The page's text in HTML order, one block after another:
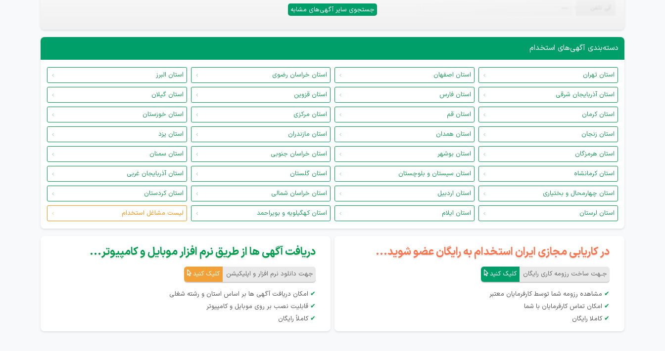
جستجوی سایر آگهی‌های مشابه
دسته‌بندی آگهی‌های استخدام
استان تهران استان اصفهان استان خراسان رضوی
استان البرز
استان آذربایجان شرقی
استان فارس استان قزوین
استان گیلان
استان کرمان
استان قم استان مرکزی
استان خوزستان
استان زنجان
استان همدان استان مازندران
استان یزد
استان هرمزگان
استان بوشهر استان خراسان جنوبی
استان سمنان
استان کرمانشاه
استان سیستان و بلوچستان استان گلستان
استان آذربایجان غربی
استان چهارمحال و بختیاری
استان اردبیل استان خراسان شمالی
استان کردستان
استان لرستان
استان ایلام استان کهگیلویه و بویراحمد لیست مشاغل استخدام
در کاریابی مجازی ایران استخدام به رایگان عضو شوید...
جـهت ساخت رزومه کاری رایگان کلیک کنید
✔ مشاهده رزومه شما توسط کارفرمایان معتبر
✔ امکان تماس کارفرمایان با شما
✔ کاملا رایگان
دریافت آگهی ها از طریق نرم افزار موبایل و کامپیوتر...
جهت دانلود نرم افزار و اپلیکیشن کلیک کنید
✔ امکان دریافت آگهی ها بر اساس استان و رشته شغلی
✔ قابلیت نصب بر روی موبایل و کامپیوتر
✔ کاملاً رایگان